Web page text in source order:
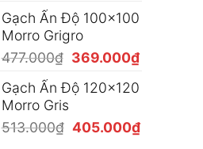
là:
477.000₫.
tại
Gạch Ấn Độ 100x100
Morro Grigro
477.000₫ Giá
là:
369.000₫Giá
tại
Gạch Ấn Độ 120x120
Morro Gris
513.000₫ Giá
405.000₫Giá